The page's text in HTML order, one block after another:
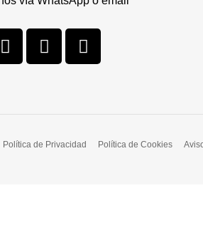
Política de Privacidad Política de Cookies